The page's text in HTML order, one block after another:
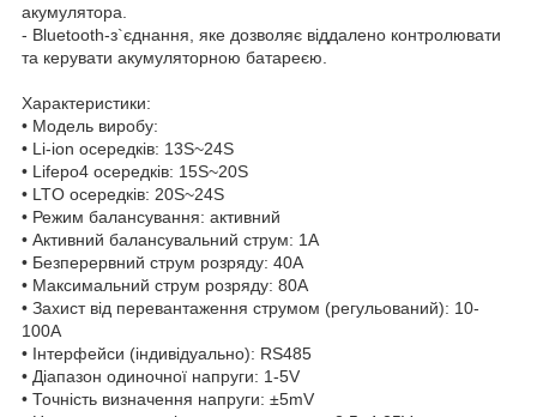
акумулятора.
- Bluetooth-з`єднання, яке дозволяє віддалено контролювати
та керувати акумуляторною батареєю.
Характеристики:
• Модель виробу:
• Li-ion осередків: 13S~24S
• Lifepo4 осередків: 15S~20S
• LTO осередків: 20S~24S
• Режим балансування: активний
• Активний балансувальний струм: 1А
• Безперервний струм розряду: 40А
• Максимальний струм розряду: 80А
• Захист від перевантаження струмом (регульований): 10-
100А
• Інтерфейси (індивідуально): RS485
• Діапазон одиночної напруги: 1-5V
• Точність визначення напруги: ±5mV